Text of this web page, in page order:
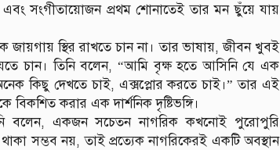
এবং সংগীতায়োজন প্রথম শোনাতেই তার মন ছুঁয়ে যায়
স্থির রাখতে চান না। তার ভাষায়, জীবন খুবই
চান। তিনি বলেন, “আমি বৃক্ষ হতে আসিনি যে এক
কিছু দেখতে চাই, এক্সপ্লোর করতে চাই।” তার এই
বিকশিত করার এক দার্শনিক দৃষ্টিভঙ্গি।
বলেন, একজন সচেতন নাগরিক কখনোই পুরোপুরি
থাকা সম্ভব নয়, তাই প্রত্যেক নাগরিকেরই একটি অবস্থান